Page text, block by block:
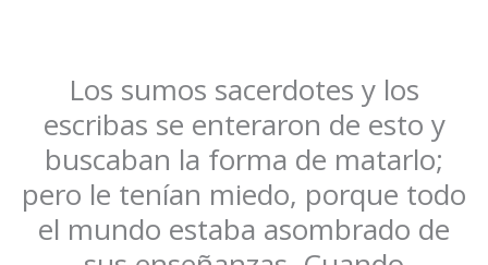
Los sumos sacerdotes y los
escribas se enteraron de esto y
buscaban la forma de matarlo;
pero le tenían miedo, porque todo
el mundo estaba asombrado de